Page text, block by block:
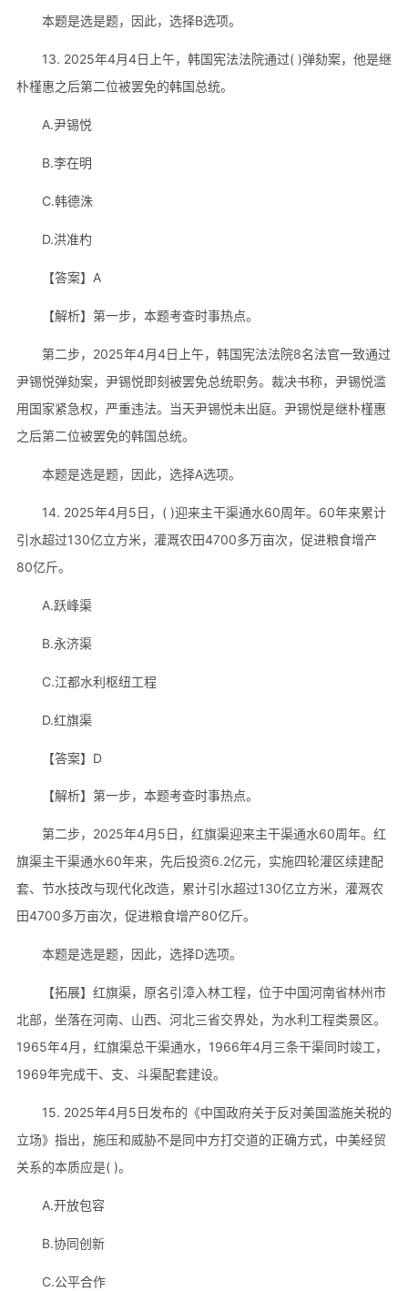
本题是选是题，因此，选择B选项。
13. 2025年4月4日上午，韩国宪法法院通过( )弹劾案，他是继
朴槿惠之后第二位被罢免的韩国总统。
A.尹锡悦
B.李在明
C.韩德洙
D.洪准杓
【答案】A
【解析】第一步，本题考查时事热点。
第二步，2025年4月4日上午，韩国宪法法院8名法官一致通过
尹锡悦弹劾案，尹锡悦即刻被罢免总统职务。裁决书称，尹锡悦滥
用国家紧急权，严重违法。当天尹锡悦未出庭。尹锡悦是继朴槿惠
之后第二位被罢免的韩国总统。
本题是选是题，因此，选择A选项。
14. 2025年4月5日，( )迎来主干渠通水60周年。60年来累计
引水超过130亿立方米，灌溉农田4700多万亩次，促进粮食增产
80亿斤。
A.跃峰渠
B.永济渠
C.江都水利枢纽工程
D.红旗渠
【答案】D
【解析】第一步，本题考查时事热点。
第二步，2025年4月5日，红旗渠迎来主干渠通水60周年。红
旗渠主干渠通水60年来，先后投资6.2亿元，实施四轮灌区续建配
套、节水技改与现代化改造，累计引水超过130亿立方米，灌溉农
田4700多万亩次，促进粮食增产80亿斤。
本题是选是题，因此，选择D选项。
【拓展】红旗渠，原名引漳入林工程，位于中国河南省林州市
北部，坐落在河南、山西、河北三省交界处，为水利工程类景区。
1965年4月，红旗渠总干渠通水，1966年4月三条干渠同时竣工，
1969年完成干、支、斗渠配套建设。
15. 2025年4月5日发布的《中国政府关于反对美国滥施关税的
立场》指出，施压和威胁不是同中方打交道的正确方式，中美经贸
关系的本质应是( )。
A.开放包容
B.协同创新
C.公平合作